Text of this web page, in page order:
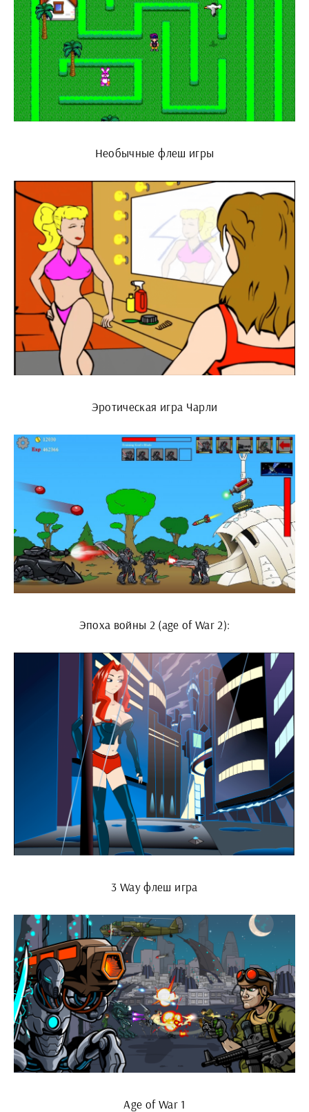
Необычные флеш игры
Эротическая игра Чарли
Эпоха войны 2 (age of War 2):
3 Way флеш игра
Age of War 1